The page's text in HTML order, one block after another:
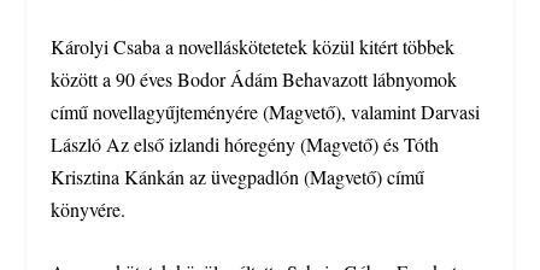
Károlyi Csaba a novelláskötetetek közül kitért többek
között a 90 éves Bodor Ádám Behavazott lábnyomok
című novellagyűjteményére (Magvető), valamint Darvasi
László Az első izlandi hóregény (Magvető) és Tóth
Krisztina Kánkán az üvegpadlón (Magvető) című
könyvére.